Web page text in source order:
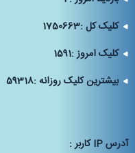
کلیک کل :1750663
کلیک امروز :1591
بیشترین کلیک روزانه :59318
آدرس IP كاربر :